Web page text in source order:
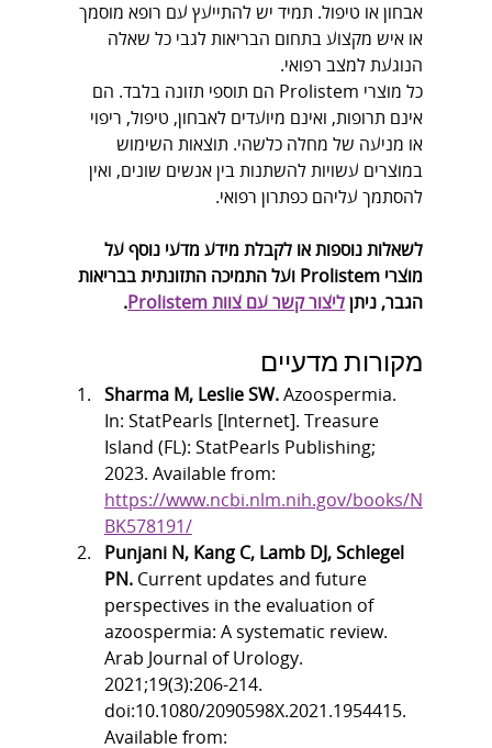
אבחון או טיפול. תמיד יש להתייעץ עם רופא מוסמך
או איש מקצוע בתחום הבריאות לגבי כל שאלה
הנוגעת למצב רפואי.
כל מוצרי Prolistem הם תוספי תזונה בלבד. הם
אינם תרופות, ואינם מיועדים לאבחון, טיפול, ריפוי
או מניעה של מחלה כלשהי. תוצאות השימוש
במוצרים עשויות להשתנות בין אנשים שונים, ואין
להסתמך עליהם כפתרון רפואי.
לשאלות נוספות או לקבלת מידע מדעי נוסף על
מוצרי Prolistem ועל התמיכה התזונתית בבריאות
הגבר, ניתן ליצור קשר עם צוות Prolistem .
מקורות מדעיים
Sharma M, Leslie SW. Azoospermia.
In: StatPearls [Internet]. Treasure
Island (FL): StatPearls Publishing;
2023. Available from:
https://www.ncbi.nlm.nih.gov/books/N
BK578191/
Punjani N, Kang C, Lamb DJ, Schlegel
PN. Current updates and future
perspectives in the evaluation of
azoospermia: A systematic review.
Arab Journal of Urology.
2021;19(3):206-214.
doi:10.1080/2090598X.2021.1954415.
Available from: